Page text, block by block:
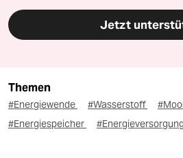
Jetzt
Themen
#Energiewende #Wasserstoff
#Energiespeicher
#Energieversorgung